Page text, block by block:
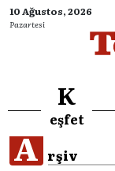
10 Ağustos, 2026
Pazartesi
K
eşfet
A rşiv